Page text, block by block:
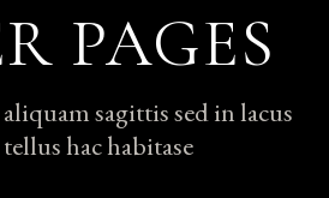
PAGES
sagittis sed in lacus
hac habitase